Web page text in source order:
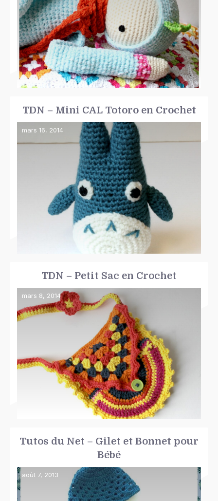
TDN – Mini CAL Totoro en Crochet
mars 16, 2014
TDN – Petit Sac en Crochet
mars 8, 2014
Tutos du Net – Gilet et Bonnet pour
Bébé
août 7, 2013